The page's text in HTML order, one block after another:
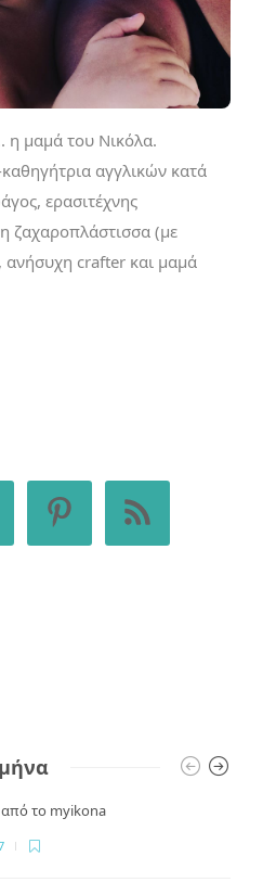
η μαμά του Νικόλα.
αγγλικών κατά
ερασιτέχνης
ζαχαροπλάστισσα (με
ανήσυχη crafter και μαμά
το myikona